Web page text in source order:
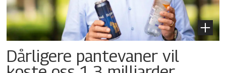
Dårligere pantevaner vil